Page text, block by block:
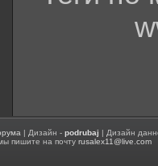
| Дизайн -podrubaj | Дизайн
пишите на почтуrusalex11@live.com